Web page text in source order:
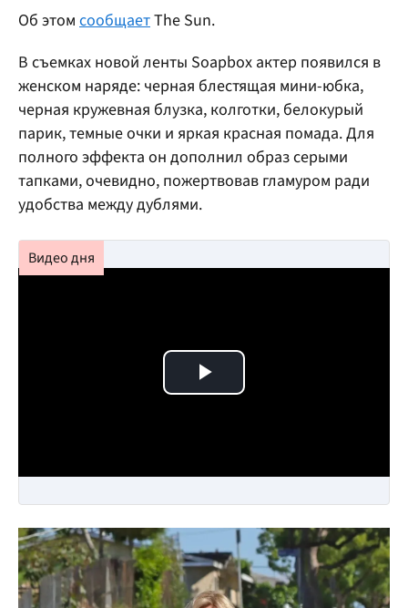
Об этом сообщаетThe Sun.
В съемках новой ленты Soapbox актер появился в
женском наряде: черная блестящая мини-юбка,
черная кружевная блузка, колготки, белокурый
парик, темные очки и яркая красная помада. Для
полного эффекта он дополнил образ серыми
тапками, очевидно, пожертвовав гламуром ради
удобства между дублями.
Play Video